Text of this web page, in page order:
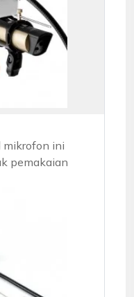
mikrofon ini
pemakaian